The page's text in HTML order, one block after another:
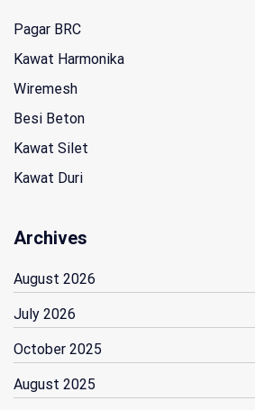
Pagar BRC
Kawat Harmonika
Wiremesh
Besi Beton
Kawat Silet
Kawat Duri
Archives
August 2026
July 2026
October 2025
August 2025